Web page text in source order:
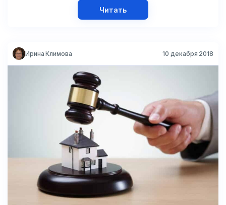
Читать
Ирина Климова 10 декабря 2018